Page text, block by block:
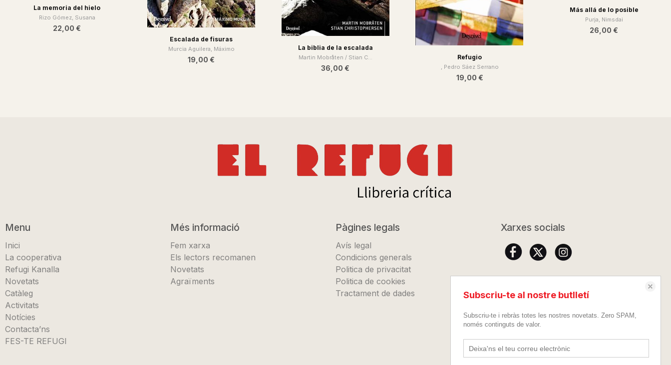
Menu
Inici
La cooperativa
Refugi Kanalla
Novetats
Catàleg
Més informació Pàgines legals
Avís legal
Xarxes socials
Subscriu-te al nostre butlletí
Subscriu-te i rebràs totes les nostres novetats. Zero SPAM,
només continguts de valor.